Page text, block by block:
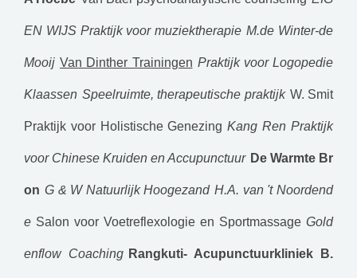
EN WIJS Praktijk voor muziektherapie M.de Winter-de
Mooij Van Dinther Trainingen Praktijk voor Logopedie
Klaassen Speelruimte, therapeutische praktijk W. Smit
Praktijk voor Holistische Genezing Kang Ren Praktijk
voor Chinese Kruiden en Accupunctuur De Warmte Br
on G & W Natuurlijk Hoogezand H.A. van 't Noordend
e Salon voor Voetreflexologie en Sportmassage Gold
enflow Coaching Rangkuti- Acupunctuurkliniek B.